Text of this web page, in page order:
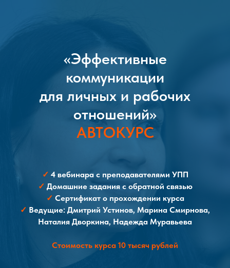
«Эффективные
коммуникации
для личных и рабочих
отношений»
АВТОКУРС
✓ 4 вебинара с преподавателями УПП
✓ Домашние задания с обратной связью
✓ Сертификат о прохождении курса
✓ Ведущие: Дмитрий Устинов, Марина Смирнова,
Наталия Дворкина, Надежда Муравьева
Стоимость курса 10 тысяч рублей